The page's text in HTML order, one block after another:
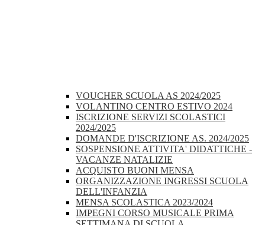
VOUCHER SCUOLA AS 2024/2025
VOLANTINO CENTRO ESTIVO 2024
ISCRIZIONE SERVIZI SCOLASTICI
2024/2025
DOMANDE D'ISCRIZIONE AS. 2024/2025
SOSPENSIONE ATTIVITA' DIDATTICHE -
VACANZE NATALIZIE
ACQUISTO BUONI MENSA
ORGANIZZAZIONE INGRESSI SCUOLA
DELL'INFANZIA
MENSA SCOLASTICA 2023/2024
IMPEGNI CORSO MUSICALE PRIMA